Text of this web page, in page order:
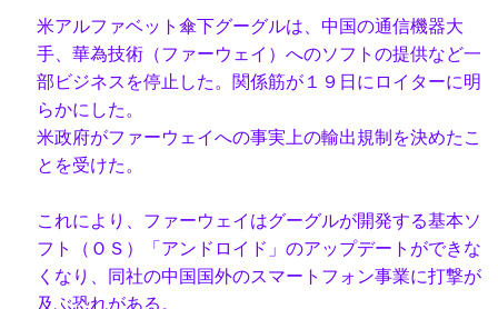
米アルファベット傘下グーグルは、中国の通信機器大
手、華為技術（ファーウェイ）へのソフトの提供など一
部ビジネスを停止した。関係筋が１９日にロイターに明
らかにした。
米政府がファーウェイへの事実上の輸出規制を決めたこ
とを受けた。
これにより、ファーウェイはグーグルが開発する基本ソ
フト（ＯＳ）「アンドロイド」のアップデートができな
くなり、同社の中国国外のスマートフォン事業に打撃が
及ぶ恐れがある。